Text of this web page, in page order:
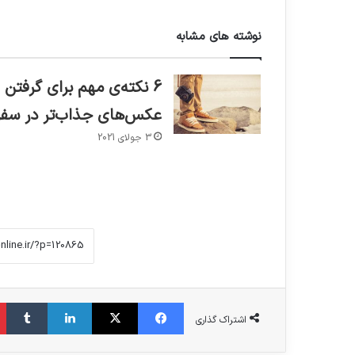
نوشته های مشابه
6 نکته‌ی مهم برای گرفتن
عکس‌های جذاب‌تر در
3 جولای 2021
اشتراک گذاری
فیس بوک X لینکدین